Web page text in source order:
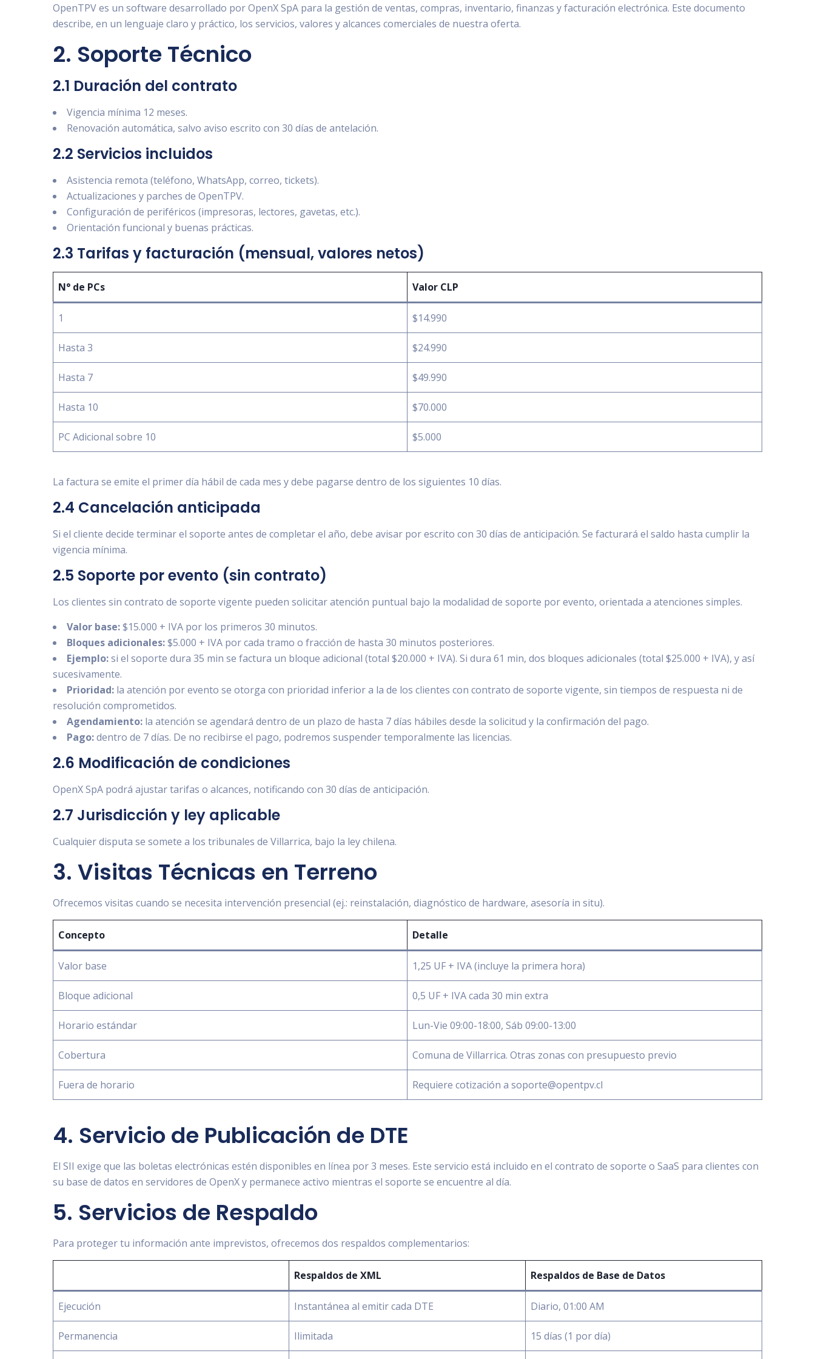
OpenTPV es un software desarrollado por OpenX SpA para la gestión de ventas, compras, inventario, finanzas y facturación electrónica. Este documento
describe, en un lenguaje claro y práctico, los servicios, valores y alcances comerciales de nuestra oferta.
2. Soporte Técnico
2.1 Duración del contrato
Vigencia mínima 12 meses.
Renovación automática, salvo aviso escrito con 30 días de antelación.
2.2 Servicios incluidos
Asistencia remota (teléfono, WhatsApp, correo, tickets).
Actualizaciones y parches de OpenTPV.
Configuración de periféricos (impresoras, lectores, gavetas, etc.).
Orientación funcional y buenas prácticas.
2.3 Tarifas y facturación (mensual, valores netos)
N° de PCs Valor CLP
1 $14.990
Hasta 3 $24.990
Hasta 7 $49.990
Hasta 10 $70.000
PC Adicional sobre 10 $5.000
La factura se emite el primer día hábil de cada mes y debe pagarse dentro de los siguientes 10 días.
2.4 Cancelación anticipada
Si el cliente decide terminar el soporte antes de completar el año, debe avisar por escrito con 30 días de anticipación. Se facturará el saldo hasta cumplir la
vigencia mínima.
2.5 Soporte por evento (sin contrato)
Los clientes sin contrato de soporte vigente pueden solicitar atención puntual bajo la modalidad de soporte por evento, orientada a atenciones simples.
Valor base:$15.000 + IVA por los primeros 30 minutos.
Bloques adicionales:$5.000 + IVA por cada tramo o fracción de hasta 30 minutos posteriores.
Ejemplo:si el soporte dura 35 min se factura un bloque adicional (total $20.000 + IVA). Si dura 61 min, dos bloques adicionales (total $25.000 + IVA), y así
sucesivamente.
Prioridad: la atención por evento se otorga con prioridad inferior a la de los clientes con contrato de soporte vigente, sin tiempos de respuesta ni de
resolución comprometidos.
Agendamiento: la atención se agendará dentro de un plazo de hasta 7 días hábiles desde la solicitud y la confirmación del pago.
Pago:dentro de 7 días. De no recibirse el pago, podremos suspender temporalmente las licencias.
2.6 Modificación de condiciones
OpenX SpA podrá ajustar tarifas o alcances, notificando con 30 días de anticipación.
2.7 Jurisdicción y ley aplicable
Cualquier disputa se somete a los tribunales de Villarrica, bajo la ley chilena.
3. Visitas Técnicas en Terreno
Ofrecemos visitas cuando se necesita intervención presencial (ej.: reinstalación, diagnóstico de hardware, asesoría in situ).
Concepto Detalle
Valor base 1,25 UF + IVA (incluye la primera hora)
Bloque adicional 0,5 UF + IVA cada 30 min extra
Horario estándar Lun-Vie 09:00-18:00, Sáb 09:00-13:00
Cobertura Comuna de Villarrica. Otras zonas con presupuesto previo
Fuera de horario Requiere cotización a soporte@opentpv.cl
4. Servicio de Publicación de DTE
El SII exige que las boletas electrónicas estén disponibles en línea por 3 meses. Este servicio está incluido en el contrato de soporte o SaaS para clientes con
su base de datos en servidores de OpenX y permanece activo mientras el soporte se encuentre al día.
5. Servicios de Respaldo
Para proteger tu información ante imprevistos, ofrecemos dos respaldos complementarios:
Respaldos de XML Respaldos de Base de Datos
Ejecución Instantánea al emitir cada DTE Diario, 01:00 AM
Permanencia Ilimitada 15 días (1 por día)